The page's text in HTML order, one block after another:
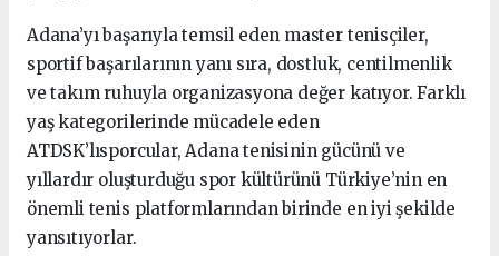
Adana’yı başarıyla temsil eden master tenisçiler,
sportif başarılarının yanı sıra, dostluk, centilmenlik
ve takım ruhuyla organizasyona değer katıyor. Farklı
yaş kategorilerinde mücadele eden
ATDSK’lısporcular, Adana tenisinin gücünü ve
yıllardır oluşturduğu spor kültürünü Türkiye’nin en
önemli tenis platformlarından birinde en iyi şekilde
yansıtıyorlar.